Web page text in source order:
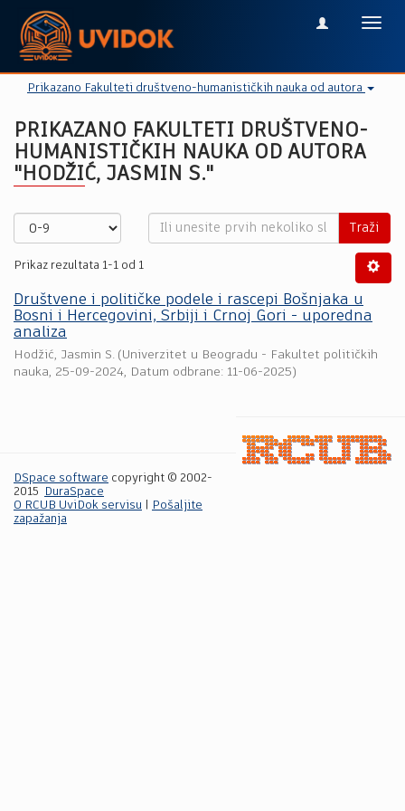
Prikazano Fakulteti društveno-humanističkih nauka od autora
PRIKAZANO FAKULTETI DRUŠTVENO-
HUMANISTIČKIH NAUKA OD AUTORA
"HODŽIĆ, JASMIN S."
Traži
Prikaz rezultata 1-1 od 1
Društvene i političke podele i rascepi Bošnjaka u
Bosni i Hercegovini, Srbiji i Crnoj Gori - uporedna
analiza
Hodžić, Jasmin S. (Univerzitet u Beogradu - Fakultet političkih
nauka, 25-09-2024, Datum odbrane: 11-06-2025)
DSpace software copyright © 2002-
2015
DuraSpace
O RCUB UviDok servisu
Pošaljite
zapažanja